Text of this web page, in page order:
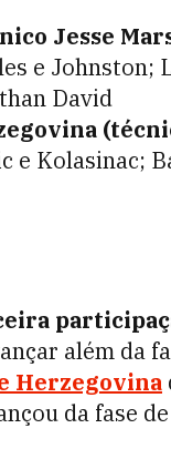
Jesse
e Johnston;
David
e Kolasinac;
além da
Herzegovina
da fase